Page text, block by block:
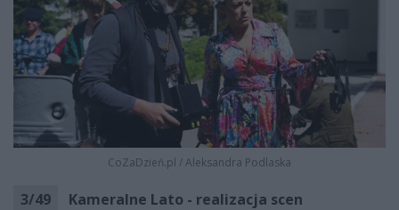
CoZaDzień.pl /Aleksandra Podlaska
3/49
Kameralne Lato - realizacja scen